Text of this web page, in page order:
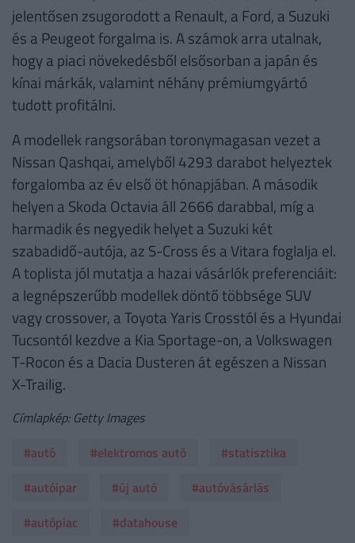
jelentősen zsugorodott a Renault, a Ford, a Suzuki
és a Peugeot forgalma is. A számok arra utalnak,
hogy a piaci növekedésből elsősorban a japán és
kínai márkák, valamint néhány prémiumgyártó
tudott profitálni.
A modellek rangsorában toronymagasan vezet a
Nissan Qashqai, amelyből 4293 darabot helyeztek
forgalomba az év első öt hónapjában. A második
helyen a Skoda Octavia áll 2666 darabbal, míg a
harmadik és negyedik helyet a Suzuki két
szabadidő-autója, az S-Cross és a Vitara foglalja el.
A toplista jól mutatja a hazai vásárlók preferenciáit:
a legnépszerűbb modellek döntő többsége SUV
vagy crossover, a Toyota Yaris Crosstól és a Hyundai
Tucsontól kezdve a Kia Sportage-on, a Volkswagen
T-Rocon és a Dacia Dusteren át egészen a Nissan
X-Trailig.
Címlapkép: Getty Images
#autó
#elektromos autó
#statisztika
#autóipar
#új autó
#autóvásárlás
#autópiac
#datahouse